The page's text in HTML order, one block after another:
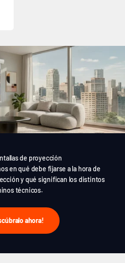
de proyección
en qué debe fijarse a la hora de
y qué significan los distintos
técnicos.
ahora!